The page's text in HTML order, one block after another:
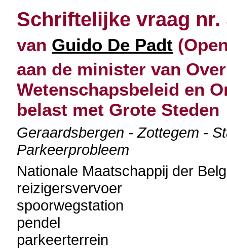
Schriftelijke vraag nr.
van Guido De Padt
aan de minister van
Wetenschapsbeleid en
belast met Grote Steden
Geraardsbergen - Zottegem -
Parkeerprobleem
Nationale Maatschappij der
reizigersvervoer
spoorwegstation
pendel
parkeerterrein